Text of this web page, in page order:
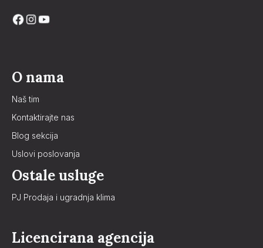
O nama
Naš tim
Kontaktirajte nas
Blog sekcija
Uslovi poslovanja
Ostale usluge
PJ Prodaja i ugradnja klima
Licencirana agencija